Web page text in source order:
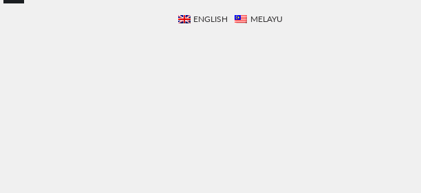
ENGLISH MELAYU